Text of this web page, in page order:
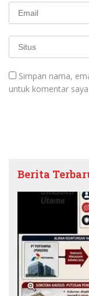
Simpan nama,
untuk komentar
Berita